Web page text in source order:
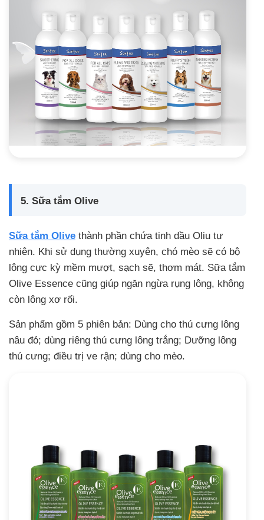
5. Sữa tắm Olive
Sữa tắm Olive thành phần chứa tinh dầu Oliu tự
nhiên. Khi sử dụng thường xuyên, chó mèo sẽ có bộ
lông cực kỳ mềm mượt, sạch sẽ, thơm mát. Sữa tắm
Olive Essence cũng giúp ngăn ngừa rụng lông, không
còn lông xơ rối.
Sản phẩm gồm 5 phiên bản: Dùng cho thú cưng lông
nâu đỏ; dùng riêng thú cưng lông trắng; Dưỡng lông
thú cưng; điều trị ve rận; dùng cho mèo.